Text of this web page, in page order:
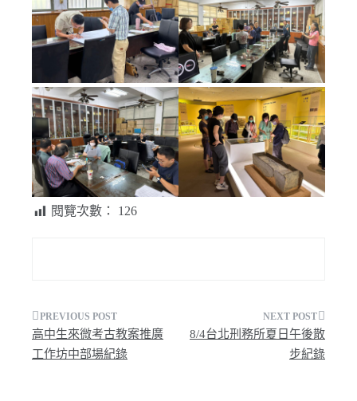
閱覽次數： 126
文
章
高中生來微考古教案推廣
工作坊中部場紀錄
8/4台北刑務所夏日午後散
步紀錄